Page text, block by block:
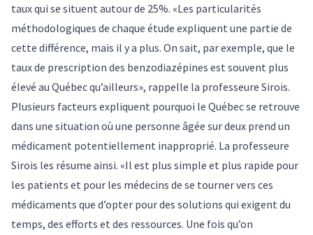
taux qui se situent autour de 25%. «Les particularités
méthodologiques de chaque étude expliquent une partie de
cette différence, mais il y a plus. On sait, par exemple, que le
taux de prescription des benzodiazépines est souvent plus
élevé au Québec qu’ailleurs», rappelle la professeure Sirois.
Plusieurs facteurs expliquent pourquoi le Québec se retrouve
dans une situation où une personne âgée sur deux prend un
médicament potentiellement inapproprié. La professeure
Sirois les résume ainsi. «Il est plus simple et plus rapide pour
les patients et pour les médecins de se tourner vers ces
médicaments que d’opter pour des solutions qui exigent du
temps, des efforts et des ressources. Une fois qu’on